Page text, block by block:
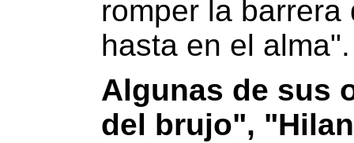
romper la
hasta en el alma".
Algunas de sus
del brujo",